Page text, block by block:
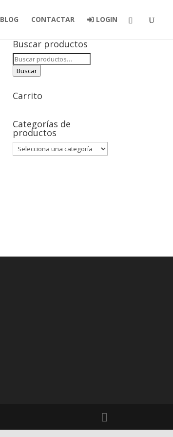
BLOG CONTACTAR LOGIN
Buscar productos
Buscar
por:
Buscar
Carrito
Categorías de
productos